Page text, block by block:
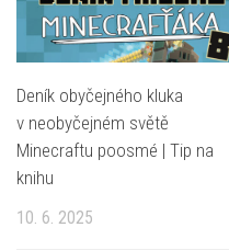
Deník obyčejného kluka
v neobyčejném světě
Minecraftu poosmé | Tip na
knihu
10. 6. 2025